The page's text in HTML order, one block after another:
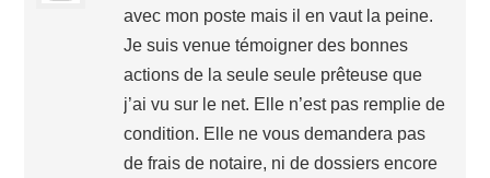
avec mon poste mais il en vaut la peine.
Je suis venue témoigner des bonnes
actions de la seule seule prêteuse que
j’ai vu sur le net. Elle n’est pas remplie de
condition. Elle ne vous demandera pas
de frais de notaire, ni de dossiers encore